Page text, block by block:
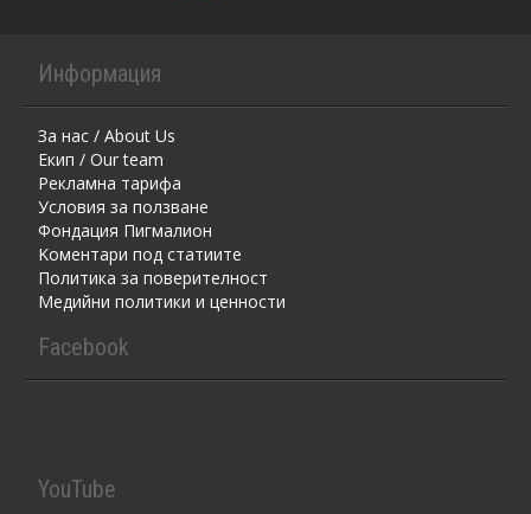
Информация
За нас / About Us
Екип / Our team
Рекламна тарифа
Условия за ползване
Фондация Пигмалион
Kоментaри под статиите
Политика за поверителност
Медийни политики и ценности
Facebook
YouTube